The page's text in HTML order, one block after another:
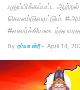
புதுப்பிக்கப்பட்ட
கொண்டுவரட்டும்.
By ரம்யா ஸ்ரீ - April 14,